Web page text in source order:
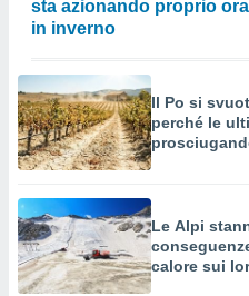
sta azionando proprio
in inverno
Il Po si
perché le
Le Alpi
calore sui